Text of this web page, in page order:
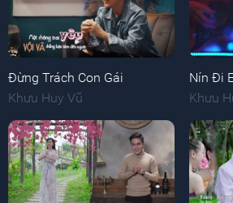
Đừng Trách Con Gái
Khưu Huy Vũ
Nín Đi
Khưu